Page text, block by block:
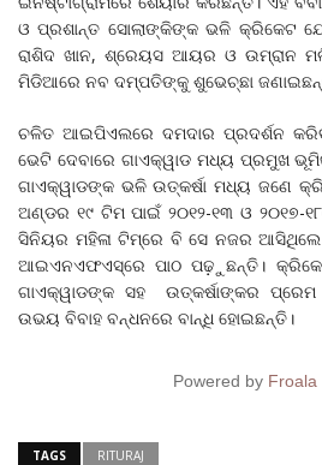
ଓ ପ୍ରଶାନ୍ତ ସୋଲାଙ୍କିଙ୍କ ଭଳି କ୍ରିକେଟ
ରାଶିଦ ଖାନ, ଶ୍ରେୟସ ଆୟର ଓ ଉମ୍ରାନ
ମିଡିଆରେ ନବ ଦମ୍ପତିଙ୍କୁ ଶୁଭେଚ୍ଛା
ଚଳିତ ଆଇପିଏଲରେ ଦମଦାର ପ୍ରଦର୍ଶନ
ଭେଟି ଦେବାରେ ଗାଏକ୍ୱାଡ ମଧ୍ୟ ପ୍ରମୁଖ
ଗାଏକ୍ୱାଡଙ୍କ ଭଳି ଉତ୍କର୍ଷା ମଧ୍ୟ ଜଣେ
ଅଣ୍ଡର ୧୯ ଟିମ ପାଇଁ ୨୦୧୨-୧୩ ଓ ୨୦୧୭-
ସିନିୟର ମହିଳା ଟିମ୍‌ରେ ବି ସେ ନଜର ଆସିଥିଲେ।
ଆଇଏନଏଫଏସ୍‌ରେ ପାଠ ପଢ଼ୁଛନ୍ତି।
ଗାଏକ୍ୱାଡଙ୍କ ସହ ଉତ୍କର୍ଷାଙ୍କର ପ୍ରେମ
ଉଭୟ ବିବାହ ବନ୍ଧନରେ ବାନ୍ଧି ହୋଇଛନ୍ତି।
Powered by Froala
TAGS RITURAJ